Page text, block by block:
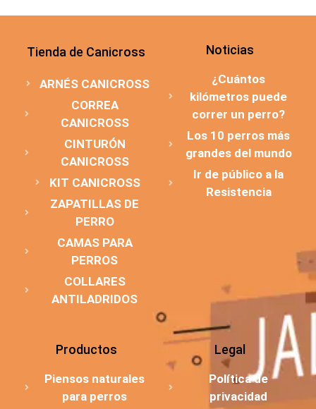
Tienda de Canicross
ARNÉS CANICROSS
CORREA
CANICROSS
CINTURÓN
CANICROSS
KIT CANICROSS
ZAPATILLAS DE
PERRO
CAMAS PARA
PERROS
COLLARES
ANTILADRIDOS
Noticias
¿Cuántos
kilómetros puede
correr un perro?
Los 10 perros más
grandes del mundo
Ir de público a la
Resistencia
Productos
Piensos naturales
para perros
Legal
Política de
privacidad